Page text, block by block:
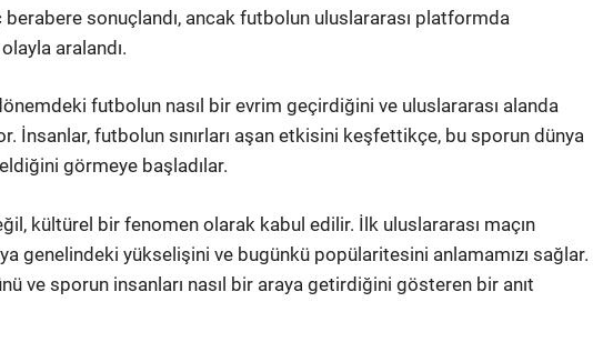
sonuçlandı, ancak futbolun uluslararası platformda
aralandı.
futbolun nasıl bir evrim geçirdiğini ve uluslararası alanda
İnsanlar, futbolun sınırları aşan etkisini keşfettikçe, bu sporun dünya
görmeye başladılar.
kültürel bir fenomen olarak kabul edilir. İlk uluslararası maçın
genelindeki yükselişini ve bugünkü popülaritesini anlamamızı sağlar.
ve sporun insanları nasıl bir araya getirdiğini gösteren bir anıt